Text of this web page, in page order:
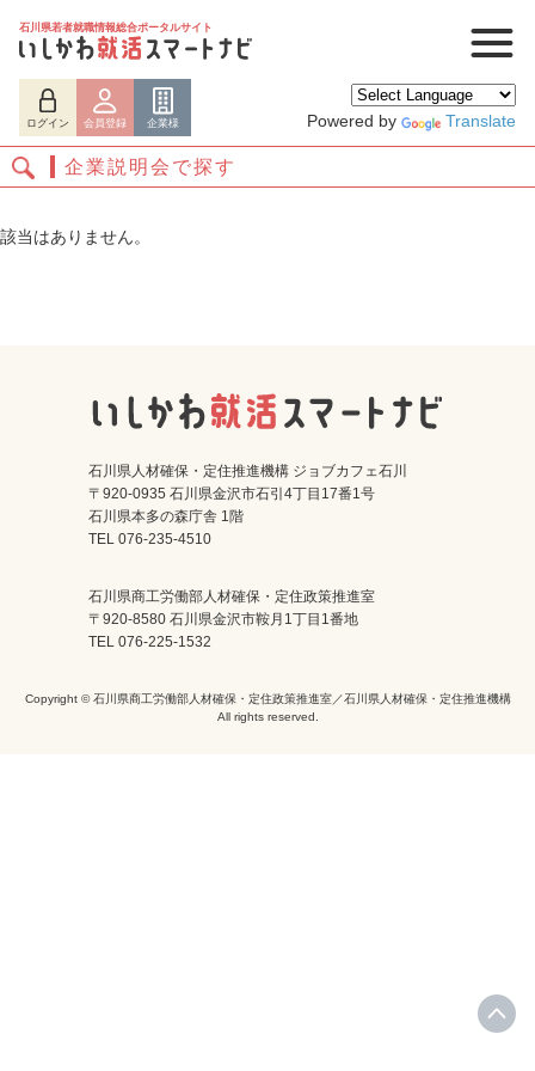
石川県若者就職情報総合ポータルサイト
ログイン 会員登録 企業様 Powered by Translate
ログイン 会員登録
企業説明会で探す
該当はありません。
石川県人材確保・定住推進機構 ジョブカフェ石川
〒920-0935 石川県金沢市石引4丁目17番1号
石川県本多の森庁舎 1階
TEL 076-235-4510
石川県商工労働部人材確保・定住政策推進室
〒920-8580 石川県金沢市鞍月1丁目1番地
TEL 076-225-1532
Copyright © 石川県商工労働部人材確保・定住政策推進室／石川県人材確保・定住推進機構
All rights reserved.